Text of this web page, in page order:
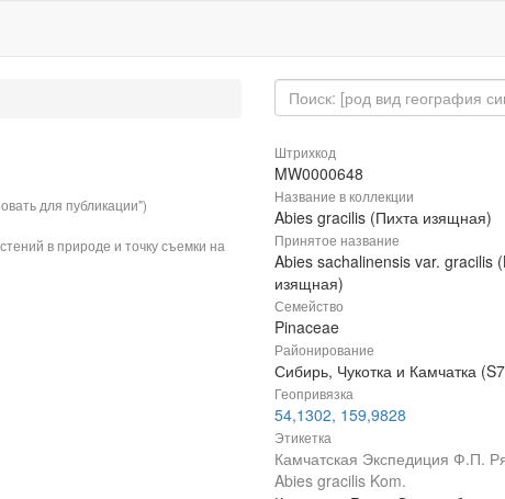
для публикации")
в природе и точку съемки на
Штрихкод
MW0000648
Название в коллекции
Abies gracilis (Пихта изящная)
Принятое название
Abies sachalinensis var. gracilis
изящная)
Семейство
Pinaceae
Районирование
Сибирь, Чукотка и Камчатка
Геопривязка
54,1302, 159,9828
Этикетка
Камчатская Экспедиция Ф.П.
Abies gracilis Kom.